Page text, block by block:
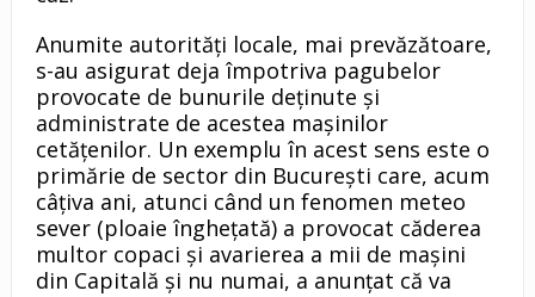
Anumite autorități locale, mai prevăzătoare,
s-au asigurat deja împotriva pagubelor
provocate de bunurile deținute și
administrate de acestea mașinilor
cetățenilor. Un exemplu în acest sens este o
primărie de sector din București care, acum
câțiva ani, atunci când un fenomen meteo
sever (ploaie înghețată) a provocat căderea
multor copaci și avarierea a mii de mașini
din Capitală și nu numai, a anunțat că va